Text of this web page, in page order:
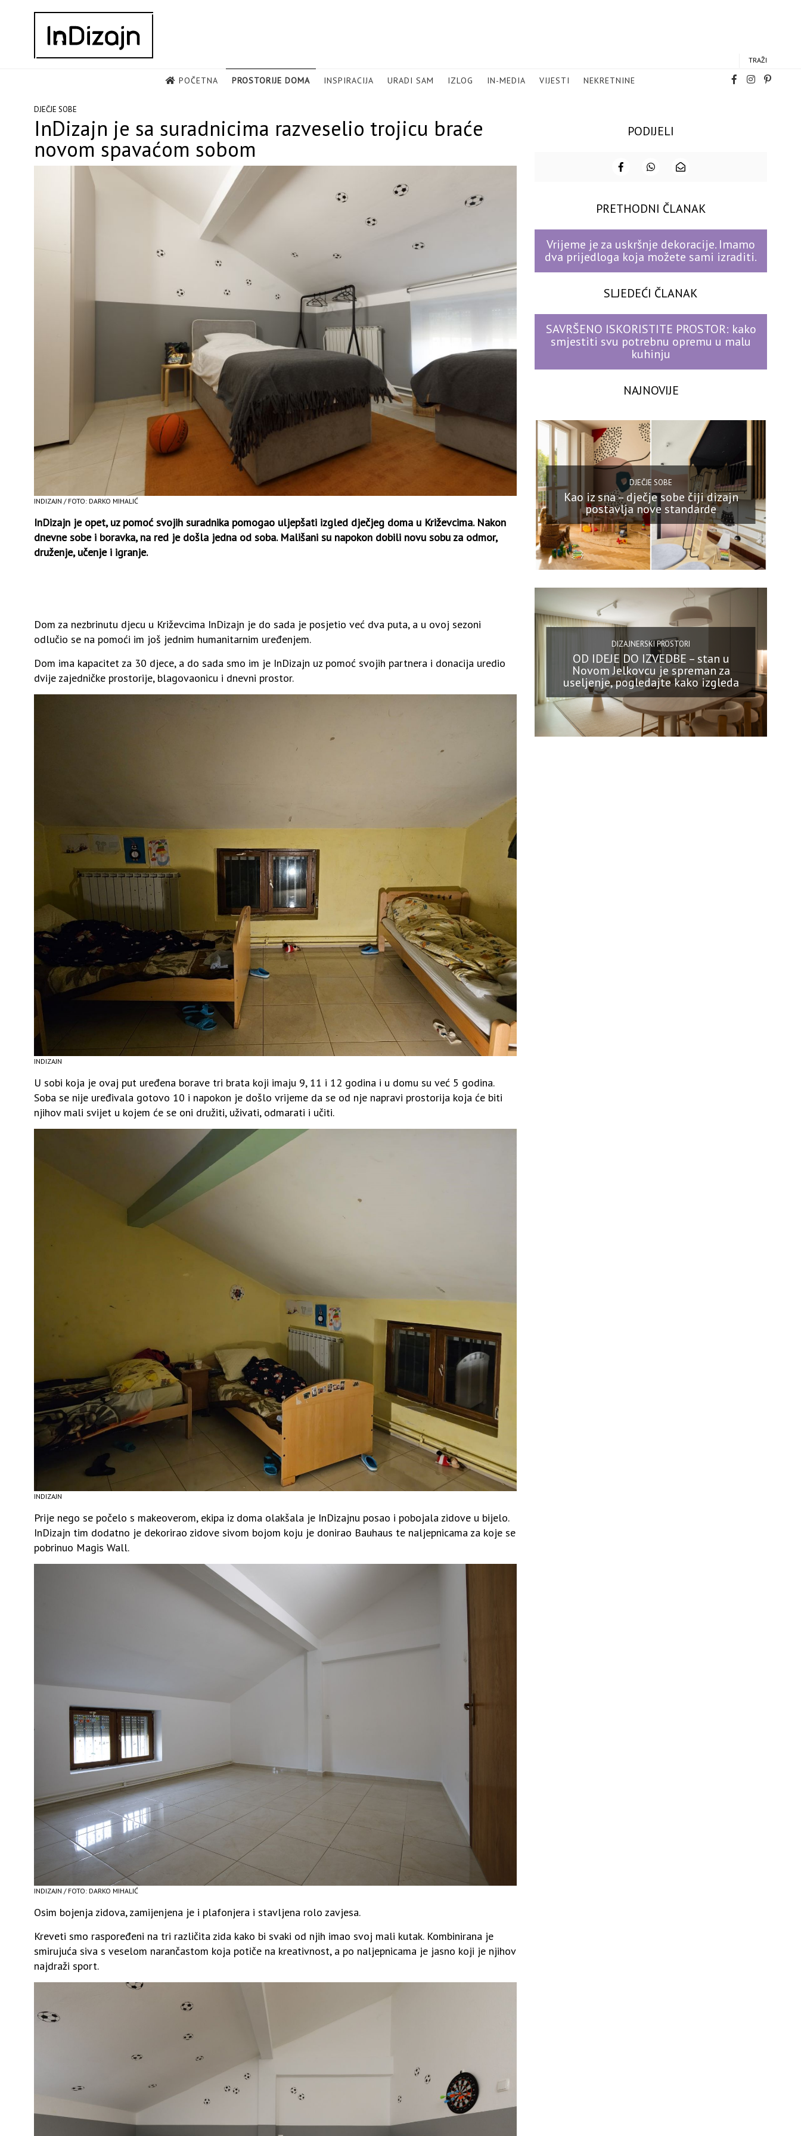
TRAŽI
POČETNA PROSTORIJE DOMA INSPIRACIJA URADI SAM IZLOG IN-MEDIA VIJESTI NEKRETNINE
DJEČJE SOBE
InDizajn je sa suradnicima razveselio trojicu braće
novom spavaćom sobom
INDIZAJN / FOTO: DARKO MIHALIĆ
InDizajn je opet, uz pomoć svojih suradnika pomogao uljepšati izgled dječjeg doma u Križevcima. Nakon
dnevne sobe i boravka, na red je došla jedna od soba. Mališani su napokon dobili novu sobu za odmor,
druženje, učenje i igranje.
Dom za nezbrinutu djecu u Križevcima InDizajn je do sada je posjetio već dva puta, a u ovoj sezoni
odlučio se na pomoći im još jednim humanitarnim uređenjem.
Dom ima kapacitet za 30 djece, a do sada smo im je InDizajn uz pomoć svojih partnera i donacija uredio
dvije zajedničke prostorije, blagovaonicu i dnevni prostor.
INDIZAJN
U sobi koja je ovaj put uređena borave tri brata koji imaju 9, 11 i 12 godina i u domu su već 5 godina.
Soba se nije uređivala gotovo 10 i napokon je došlo vrijeme da se od nje napravi prostorija koja će biti
njihov mali svijet u kojem će se oni družiti, uživati, odmarati i učiti.
INDIZAJN
Prije nego se počelo s makeoverom, ekipa iz doma olakšala je InDizajnu posao i pobojala zidove u bijelo.
InDizajn tim dodatno je dekorirao zidove sivom bojom koju je donirao Bauhaus te naljepnicama za koje se
pobrinuo Magis Wall.
INDIZAJN / FOTO: DARKO MIHALIĆ
Osim bojenja zidova, zamijenjena je i plafonjera i stavljena rolo zavjesa.
Kreveti smo raspoređeni na tri različita zida kako bi svaki od njih imao svoj mali kutak. Kombinirana je
smirujuća siva s veselom narančastom koja potiče na kreativnost, a po naljepnicama je jasno koji je njihov
najdraži sport.
PODIJELI
PRETHODNI ČLANAK
Vrijeme je za uskršnje dekoracije. Imamo
dva prijedloga koja možete sami izraditi.
SLJEDEĆI ČLANAK
SAVRŠENO ISKORISTITE PROSTOR: kako
smjestiti svu potrebnu opremu u malu
kuhinju
NAJNOVIJE
DJEČJE SOBE
Kao iz sna – dječje sobe čiji dizajn
postavlja nove standarde
DIZAJNERSKI PROSTORI
OD IDEJE DO IZVEDBE – stan u
Novom Jelkovcu je spreman za
useljenje, pogledajte kako izgleda